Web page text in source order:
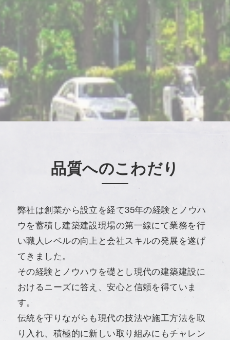
品質へのこわだり
弊社は創業から設立を経て35年の経験とノウハ
ウを蓄積し建築建設現場の第一線にて業務を行
い職人レベルの向上と会社スキルの発展を遂げ
てきました。
その経験とノウハウを礎とし現代の建築建設に
おけるニーズに答え、安心と信頼を得ていま
す。
伝統を守りながらも現代の技法や施工方法を取
り入れ、積極的に新しい取り組みにもチャレン